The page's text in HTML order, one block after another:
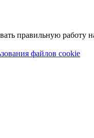
правильную работу
файлов cookie